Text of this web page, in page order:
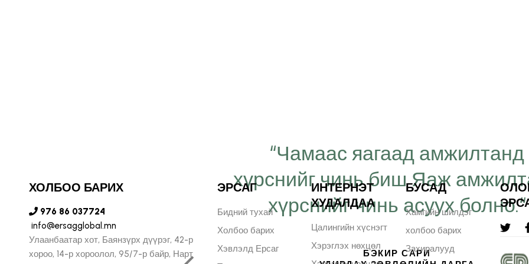
компанид
хязгааргүй
илэрхийлж, илүү
“Чамаас яагаад амжилтанд
хүрснийг чинь биш Яаж
хүрснийг чинь асуух болно.“
БЭКИР САРИ
ХОЛБОО БАРИХ
976 86 037724
info@ersagglobal.mn
Улаанбаатар хот, Баянзүрх дүүрэг, 42-р
хороо, 14-р хороолол, 95/7-р байр, Нарт
ЭРСАГ
Бидний тухай
Холбоо барих
Хэвлэлд Ерсаг
ИНТЕРНЭТ
ХУДАЛДАА
Цалингийн хүснэгт
Хэрэглэх нөхцөл
БУСАД
Хамгийн шилдэг
холбоо барих
Захиралууд